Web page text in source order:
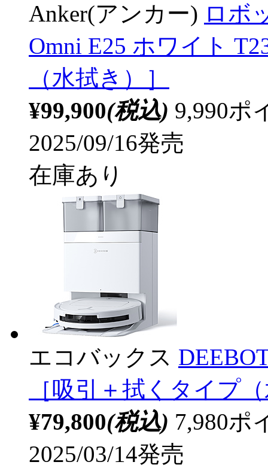
Anker(アンカー) ロボ
Omni E25 ホワイト
（水拭き）］
¥99,900(税込) 9,990ポ
2025/09/16発売
在庫あり
エコバックス
［吸引＋拭くタイプ
¥79,800(税込) 7,980ポ
2025/03/14発売